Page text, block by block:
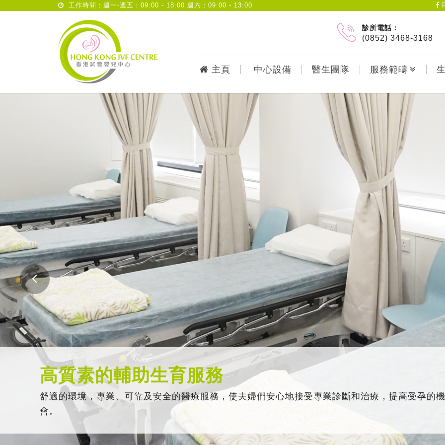
工作時間：週一-週五：09:00 - 18:00 週六：09:00 - 13:00
診所電話：
(0852) 3468-3168
主頁 中心設備 醫生團隊 服務範疇
高質素的輔助生育服務
舒適的環境，專業、可靠及安全的醫療服務，使夫婦們安心地接受專業診斷和治療，提高受孕的機
會。